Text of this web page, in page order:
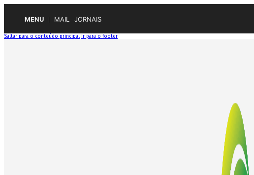
MENU MAIL JORNAIS
Saltar para o conteúdo principal Ir para o footer